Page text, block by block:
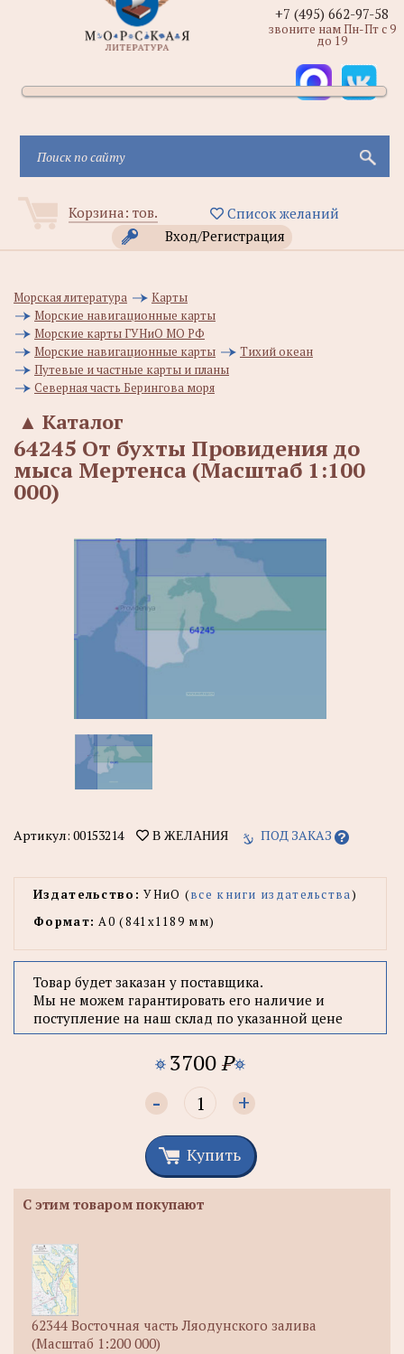
Корзина: тов.
Список желаний
Вход/Регистрация
+7 (495) 662-97-58
звоните нам Пн-Пт с 9
до 19
Морская литература
Карты
Морские навигационные карты
Морские карты ГУНиО МО РФ
Морские навигационные карты
Тихий океан
Путевые и частные карты и планы
Северная часть Берингова моря
Каталог
▲
64245 От бухты Провидения до
мыса Мертенса (Масштаб 1:100
000)
Артикул: 00153214 В ЖЕЛАНИЯ ПОД ЗАКАЗ
Издательство: УНиО (все книги издательства)
Формат: А0 (841x1189 мм)
Товар будет заказан у поставщика.
Мы не можем гарантировать его наличие и
поступление на наш склад по указанной цене
3700P
- +
Купить
С этим товаром покупают
62344 Восточная часть Ляодунского залива
(Масштаб 1:200 000)